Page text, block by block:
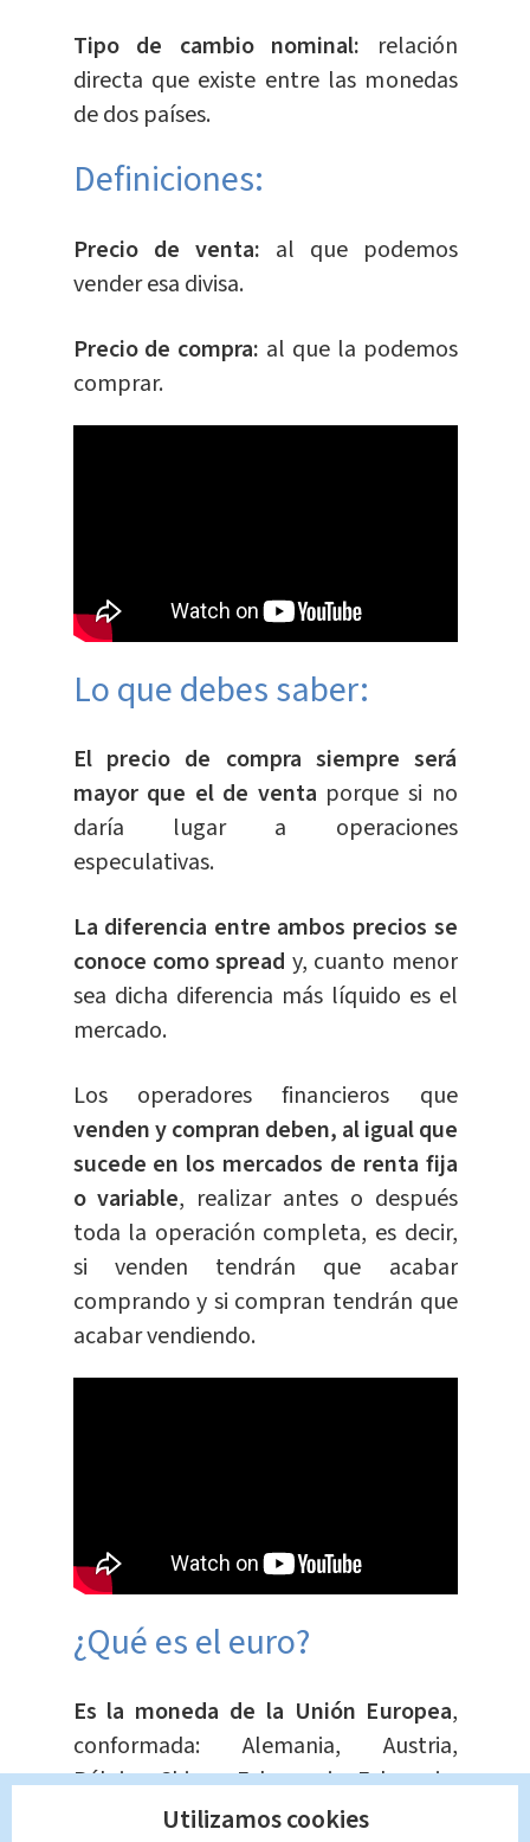
Tipo de cambio nominal: relación
directa que existe entre las monedas
de dos países.
Definiciones:
Precio de venta: al que podemos
vender esa divisa.
Precio de compra: al que la podemos
comprar.
Lo que debes saber:
El precio de compra siempre será
mayor que el de venta porque si no
daría lugar a operaciones
especulativas.
La diferencia entre ambos precios se
conoce como spread y, cuanto menor
sea dicha diferencia más líquido es el
mercado.
Los operadores financieros que
venden y compran deben, al igual que
sucede en los mercados de renta fija
o variable, realizar antes o después
toda la operación completa, es decir,
si venden tendrán que acabar
comprando y si compran tendrán que
acabar vendiendo.
¿Qué es el euro?
Es la moneda de la Unión Europea,
conformada: Alemania, Austria,
Bélgica, Chipre, Eslovaquia, Eslovenia,
España, Estonia, Finlandia, Francia,
Utilizamos cookies